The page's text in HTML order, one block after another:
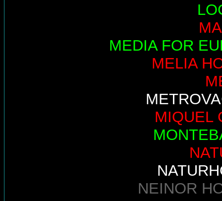
MEDIA FOR
MELIA
MIQUEL
NEINOR